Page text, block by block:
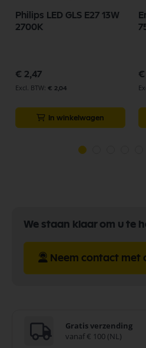
Philips LED GLS E27 13W
2700K
€ 2,47
€ 2,04
In winkelwagen
€
We staan klaar om u te
Neem contact met
Gratis verzending
vanaf € 100 (NL)